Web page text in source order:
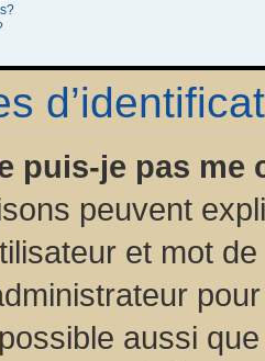
puis-je pas me
peuvent
et mot
aussi